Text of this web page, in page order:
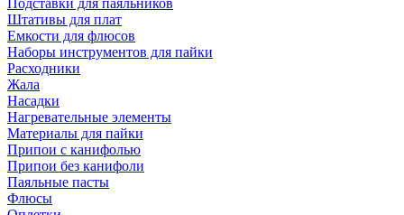
Подставки для паяльников
Штативы для плат
Емкости для флюсов
Наборы инструментов для пайки
Расходники
Жала
Насадки
Нагревательные элементы
Материалы для пайки
Припои с канифолью
Припои без канифоли
Паяльные пасты
Флюсы